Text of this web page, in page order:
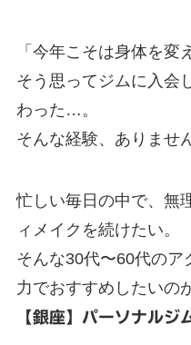
「今年こそは身体を変
そう思ってジムに入会
わった…。
そんな経験、ありませ
忙しい毎日の中で、無
ィメイクを続けたい。
そんな30代〜60代のア
力でおすすめしたいの
【銀座】パーソナル